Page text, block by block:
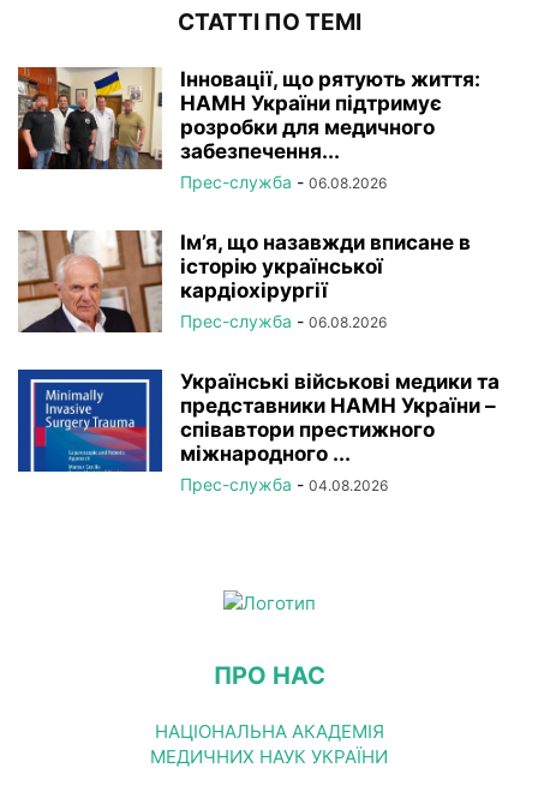
СТАТТІ ПО ТЕМІ
Інновації, що рятують життя:
НАМН України підтримує
розробки для медичного
забезпечення...
Прес-служба - 06.08.2026
Ім’я, що назавжди вписане в
історію української
кардіохірургії
Прес-служба - 06.08.2026
Українські військові медики та
представники НАМН України –
співавтори престижного
міжнародного ...
Прес-служба - 04.08.2026
ПРО НАС
НАЦІОНАЛЬНА АКАДЕМІЯ
МЕДИЧНИХ НАУК УКРАЇНИ